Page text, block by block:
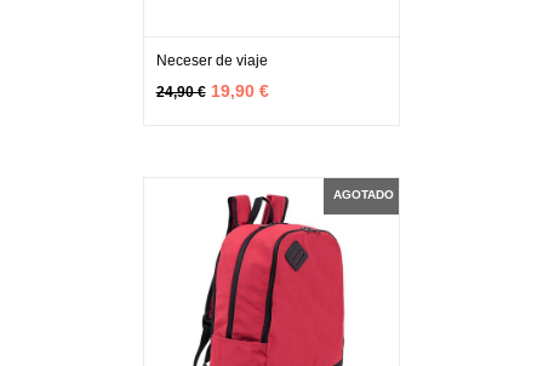
AGOTADO
Neceser de viaje
24,90 € 19,90 €
AGOTADO